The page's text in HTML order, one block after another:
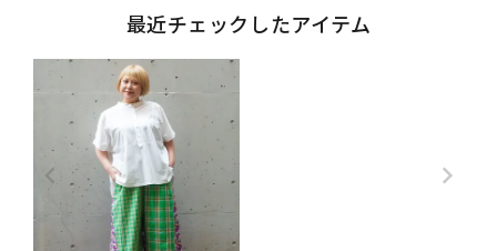
最近チェックしたアイテム